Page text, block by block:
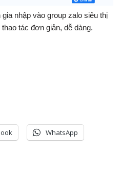
nhập vào group zalo siêu thị
tác đơn giản, dễ dàng.
WhatsApp